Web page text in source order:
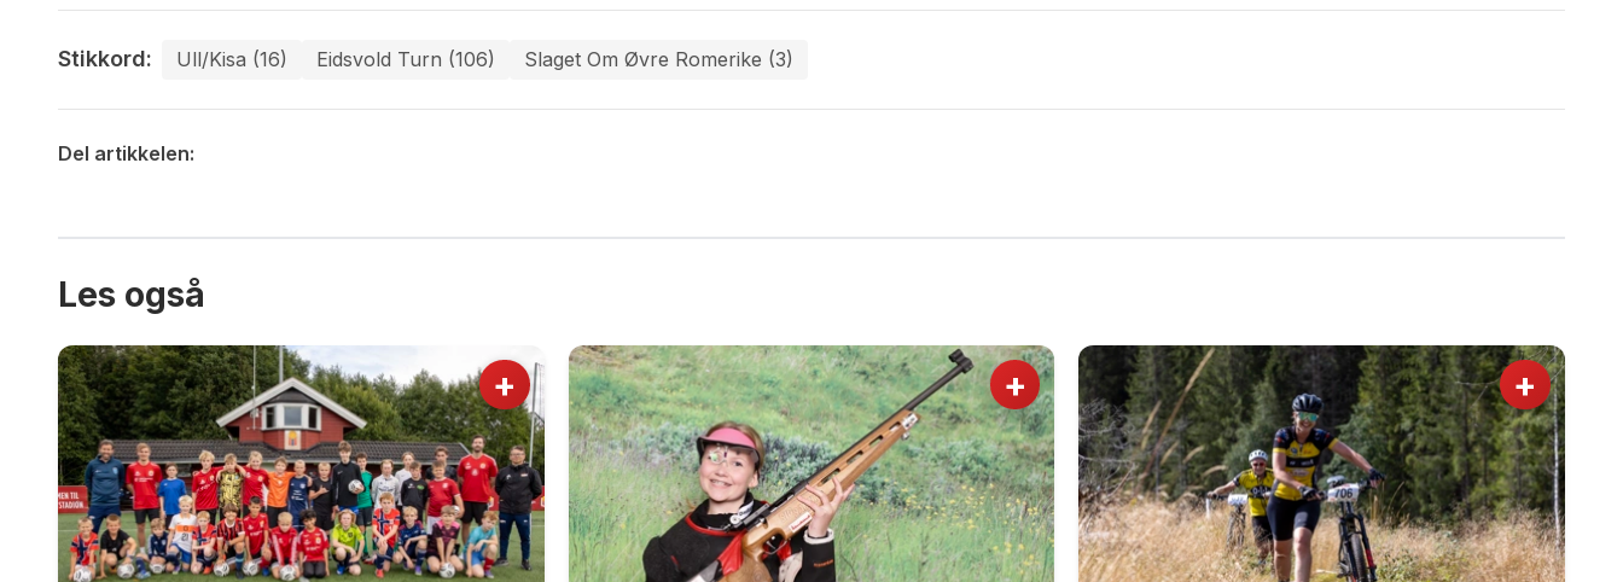
Stikkord: Ull/kisa (16) Eidsvold Turn (106) Slaget Om Øvre Romerike (3)
Del artikkelen:
Les også
+ + +